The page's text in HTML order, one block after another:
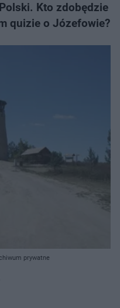
Kto zdobędzie
quizie o Józefowie?
prywatne